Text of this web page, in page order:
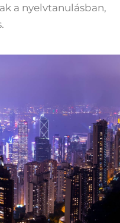
a nyelvtanulásban,